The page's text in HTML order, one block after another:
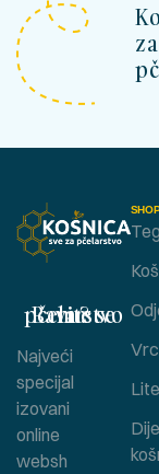
Bavite se pčelarstvom ?
Najveći
specijal
izovani
online
websh